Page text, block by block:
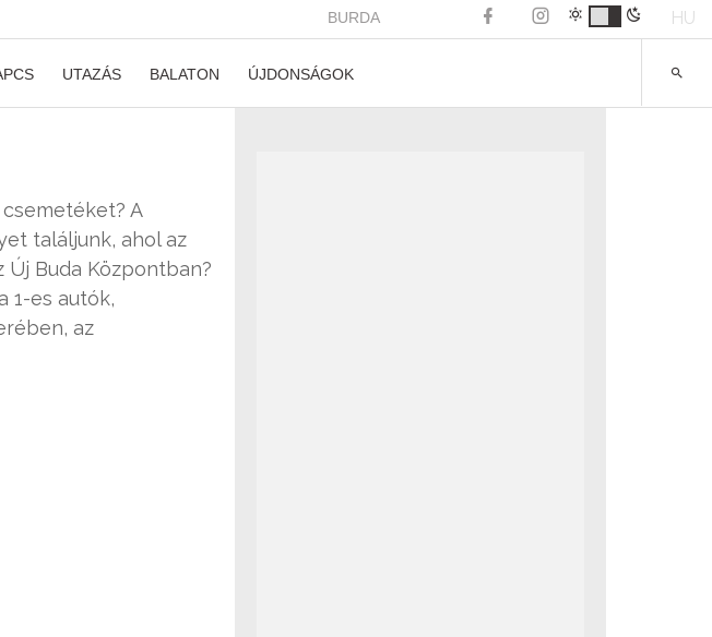
BURDA HU
UTAZÁS BALATON ÚJDONSÁGOK
A
találjunk, ahol az
Buda Központban?
1-es autók,
az